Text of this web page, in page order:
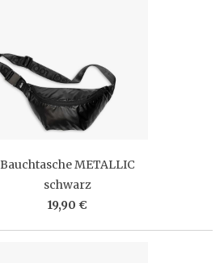
Bauchtasche METALLIC
schwarz
19,90 €